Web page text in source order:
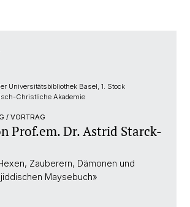
Universitätsbibliothek Basel, 1. Stock
Christliche Akademie
/ VORTRAG
Prof.em. Dr. Astrid Starck-
Zauberern, Dämonen und
Maysebuch»